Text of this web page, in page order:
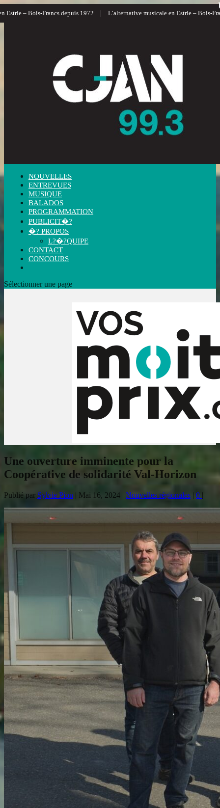
– Bois-Francs depuis 1972 | L’alternative musicale en Estrie – Bois-
NOUVELLES
ENTREVUES
MUSIQUE
BALADOS
PROGRAMMATION
PUBLICIT�?
�? PROPOS
L?�?QUIPE
CONTACT
CONCOURS
Sélectionner une page
Une ouverture imminente pour la
Coopérative de solidarité Val-Horizon
Publié par Sylvie Pion | Mai 16, 2024 | Nouvelles régionales | 0 |